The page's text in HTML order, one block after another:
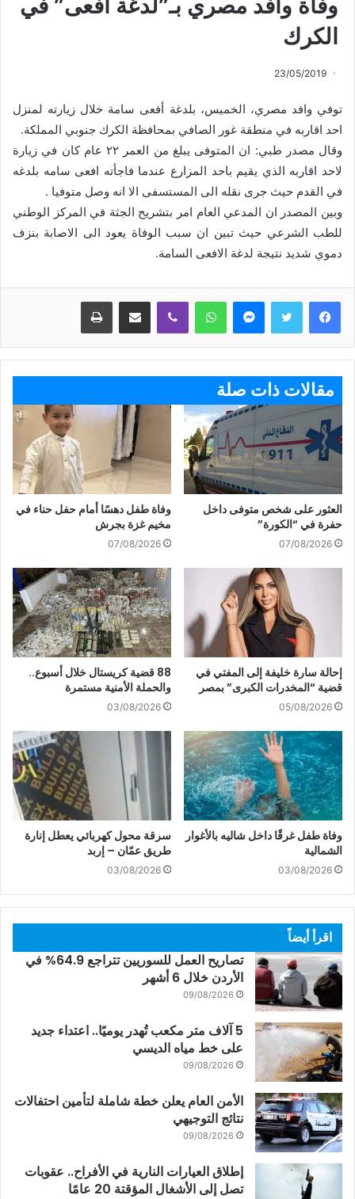
وفاة وافد مصري بـ”لدغة أفعى” في
الكرك
23/05/2019
توفي وافد مصري، الخميس، بلدغة أفعى سامة خلال زيارته لمنزل
احد اقاربه في منطقة غور الصافي بمحافظة الكرك جنوبي المملكة.
وقال مصدر طبي: ان المتوفى يبلغ من العمر ٢٢ عام كان في زيارة
لاحد اقاربه الذي يقيم باحد المزارع عندما فاجأته افعى سامه بلدغه
في القدم حيث جرى نقله الى المستسفى الا انه وصل متوفيا .
وبين المصدر ان المدعي العام امر بتشريح الجثة في المركز الوطني
للطب الشرعي حيث تبين ان سبب الوفاة يعود الى الاصابة بنزف
دموي شديد نتيجة لدغة الافعى السامة.
ماسنجر واتساب ڤايبر مشاركة عبر البريد طباعة
مقالات ذات صلة
العثور على شخص متوفى داخل
حفرة في “الكورة”
07/08/2026
وفاة طفل دهسًا أمام حفل حناء في
مخيم غزة بجرش
07/08/2026
إحالة سارة خليفة إلى المفتي في
قضية “المخدرات الكبرى” بمصر
05/08/2026
88 قضية كريستال خلال أسبوع..
والحملة الأمنية مستمرة
03/08/2026
وفاة طفل غرقًا داخل شاليه بالأغوار
الشمالية
03/08/2026
سرقة محول كهربائي يعطل إنارة
طريق عمّان – إربد
03/08/2026
اقرأ أيضاً
تصاريح العمل للسوريين تتراجع 64.9% في
الأردن خلال 6 أشهر
09/08/2026
5 آلاف متر مكعب تُهدر يوميًا.. اعتداء جديد
على خط مياه الديسي
09/08/2026
الأمن العام يعلن خطة شاملة لتأمين احتفالات
نتائج التوجيهي
09/08/2026
إطلاق العيارات النارية في الأفراح.. عقوبات
تصل إلى الأشغال المؤقتة 20 عامًا